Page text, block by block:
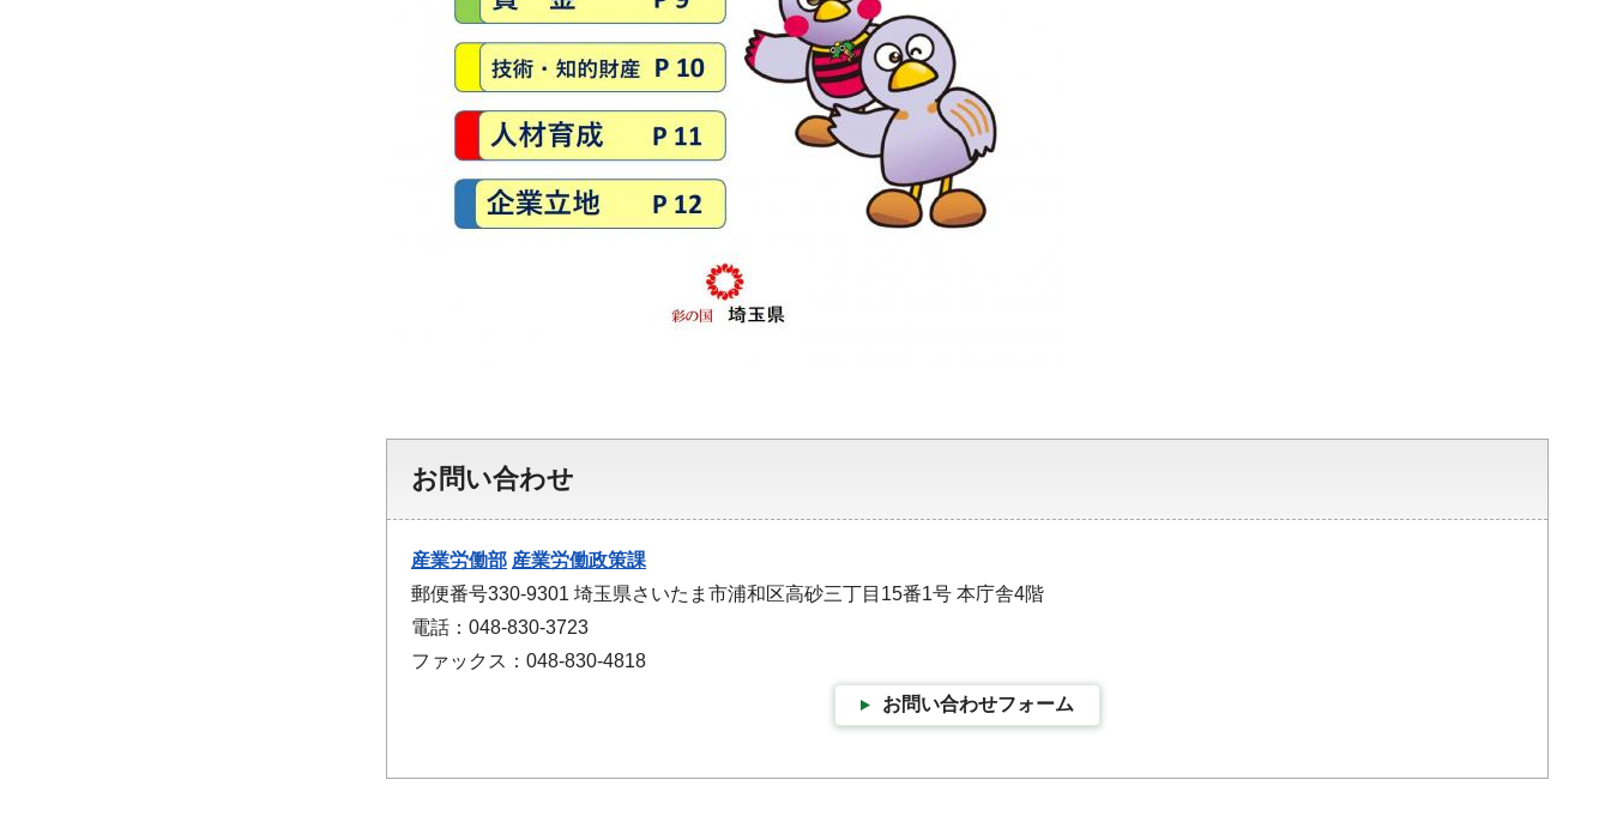
お問い合わせ
産業労働部 産業労働政策課
郵便番号330-9301 埼玉県さいたま市浦和区高砂三丁目15番1号 本庁舎4階
電話：048-830-3723
ファックス：048-830-4818
お問い合わせフォーム